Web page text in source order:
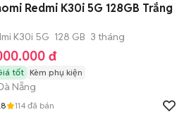
Redmi K30i 5G 128GB Trắng
K30i 5G 128 GB 3 tháng
đ
tốt Kèm phụ kiện
Nẵng
114 đã bán